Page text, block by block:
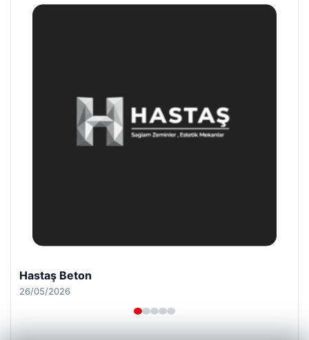
Hastaş Beton
26/05/2026